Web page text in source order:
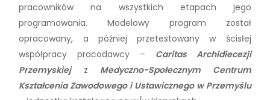
pracowników na wszystkich etapach jego
programowania. Modelowy program został
opracowany, a później przetestowany w ścisłej
współpracy pracodawcy – Caritas Archidiecezji
Przemyskiejz Medyczno-Społecznym Centrum
Kształcenia Zawodowego i Ustawicznego w Przemyślu